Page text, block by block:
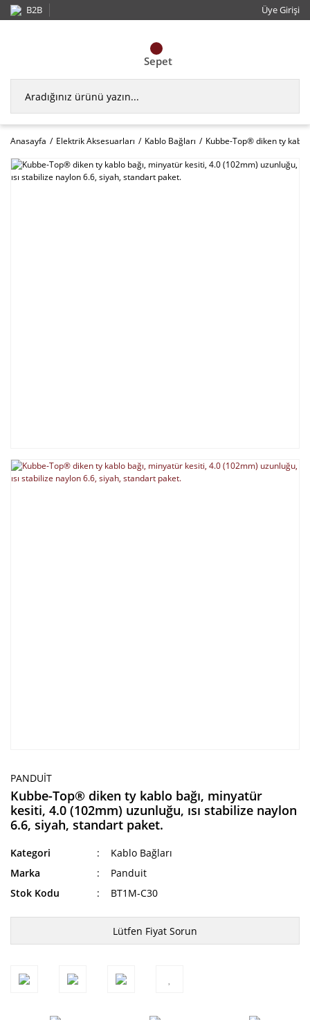
B2B Üye Girişi
Sepet
Anasayfa Elektrik Aksesuarları Kablo Bağları Kubbe-Top® diken ty
PANDUIT
Kubbe-Top® diken ty kablo bağı, minyatür
kesiti, 4.0 (102mm) uzunluğu, ısı stabilize naylon
6.6, siyah, standart paket.
Kategori
Kablo Bağları
Marka
Panduit
Stok Kodu
BT1M-C30
Lütfen Fiyat Sorun